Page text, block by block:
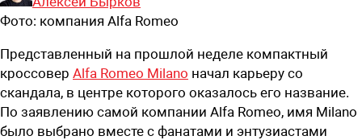
Фото: компания Alfa Romeo
Представленный на прошлой неделе компактный
кроссовер Alfa Romeo Milano начал карьеру со
скандала, в центре которого оказалось его название.
По заявлению самой компании Alfa Romeo, имя Milano
было выбрано вместе с фанатами и энтузиастами